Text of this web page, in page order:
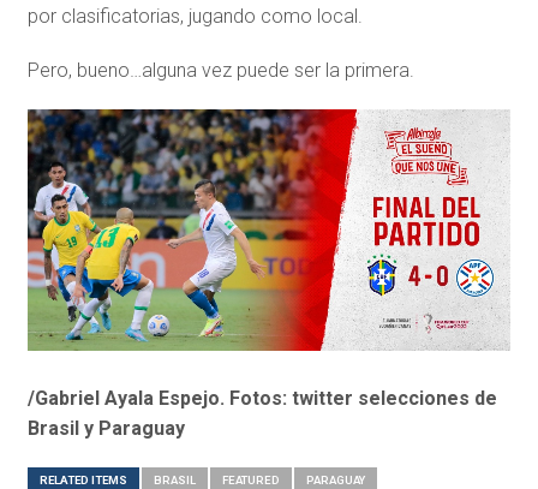
por clasificatorias, jugando como local.
Pero, bueno…alguna vez puede ser la primera.
/Gabriel Ayala Espejo. Fotos: twitter selecciones de
Brasil y Paraguay
RELATED ITEMS BRASIL FEATURED PARAGUAY